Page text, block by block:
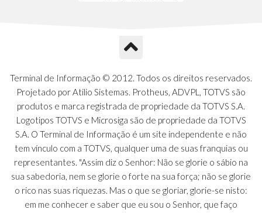
Terminal de Informação © 2012. Todos os direitos reservados.
Projetado por Atilio Sistemas. Protheus, ADVPL, TOTVS são
produtos e marca registrada de propriedade da TOTVS S.A.
Logotipos TOTVS e Microsiga são de propriedade da TOTVS
S.A. O Terminal de Informação é um site independente e não
tem vínculo com a TOTVS, qualquer uma de suas franquias ou
representantes. "Assim diz o Senhor: Não se glorie o sábio na
sua sabedoria, nem se glorie o forte na sua força; não se glorie
o rico nas suas riquezas. Mas o que se gloriar, glorie-se nisto:
em me conhecer e saber que eu sou o Senhor, que faço